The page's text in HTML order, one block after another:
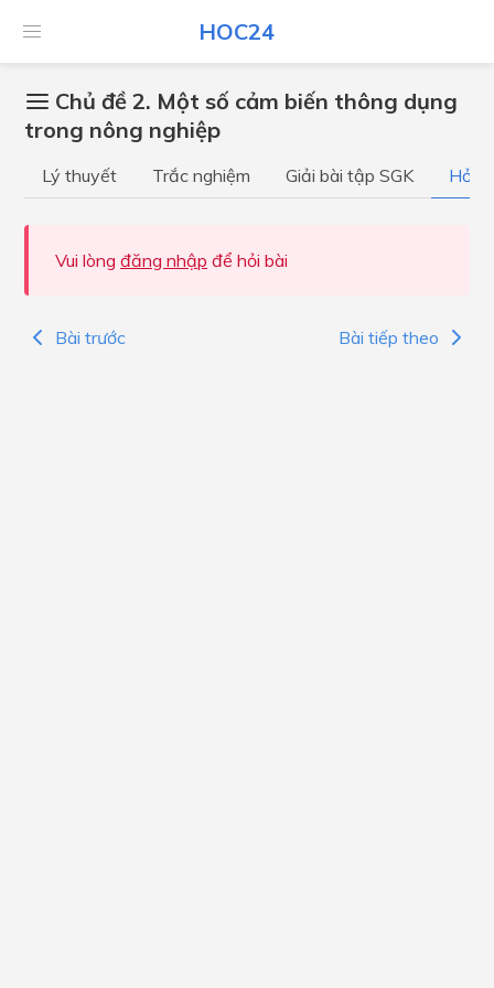
HOC24
Chủ đề 2. Một số cảm biến thông dụng
trong nông nghiệp
Lý thuyết Trắc nghiệm Giải bài tập SGK Hỏi
Vui lòng đăng nhập để hỏi bài
Bài trước Bài tiếp theo